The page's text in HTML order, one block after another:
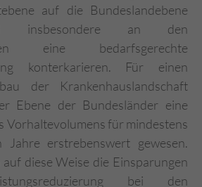
auf die Bundeslandebene
insbesondere an den
eine bedarfsgerechte
konterkarieren. Für einen
der Krankenhauslandschaft
Ebene der Bundesländer eine
Vorhaltevolumens für mindestens
erstrebenswert gewesen.
diese Weise die Einsparungen
bei den